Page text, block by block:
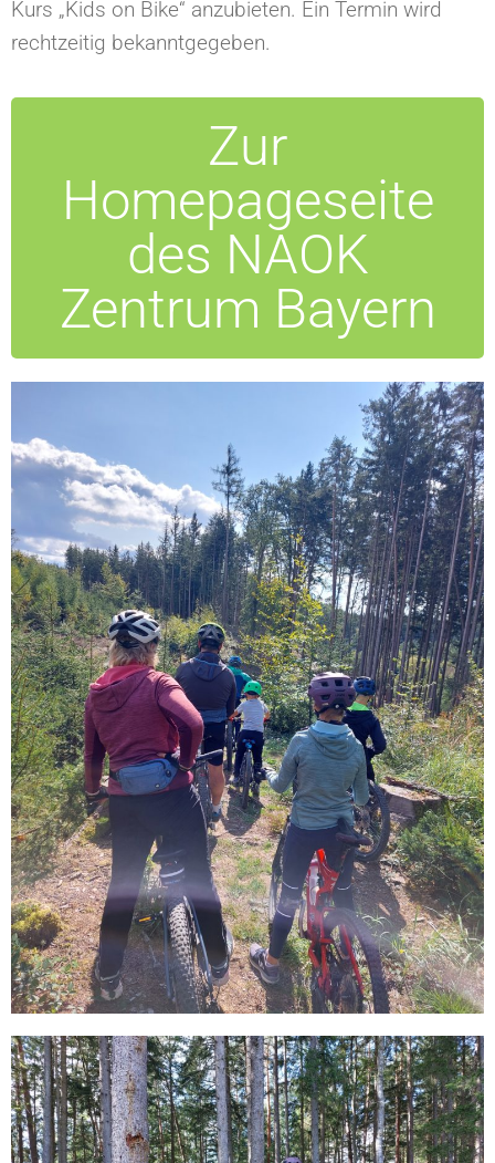
Kurs „Kids on Bike“ anzubieten. Ein Termin wird
rechtzeitig bekanntgegeben.
Zur
Homepageseite
des NAOK
Zentrum Bayern